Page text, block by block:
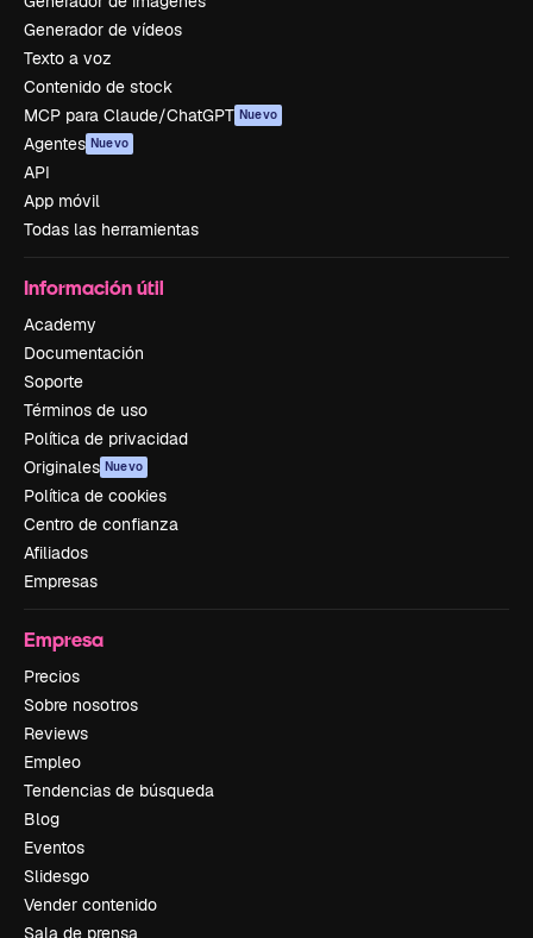
Generador de vídeos
Texto a voz
Contenido de stock
MCP para Claude/ChatGPT Nuevo
Agentes Nuevo
API
App móvil
Todas las herramientas
Información útil
Academy
Documentación
Soporte
Términos de uso
Política de privacidad
Originales Nuevo
Política de cookies
Centro de confianza
Afiliados
Empresas
Empresa
Precios
Sobre nosotros
Reviews
Empleo
Tendencias de búsqueda
Blog
Eventos
Slidesgo
Vender contenido
Sala de prensa